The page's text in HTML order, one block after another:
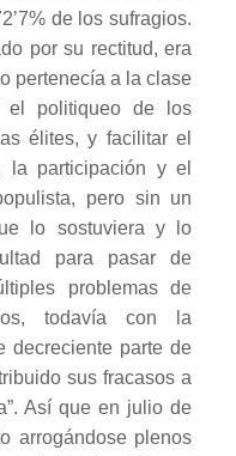
de los sufragios.
por su rectitud, era
pertenecía a la clase
el politiqueo de los
élites, y facilitar el
la participación y el
pero sin un
lo sostuviera y lo
para pasar de
problemas de
todavía con la
decreciente parte de
sus fracasos a
Así que en julio de
arrogándose plenos